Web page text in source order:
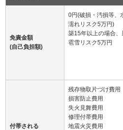
免責金額
(自己負担額)
0円(破損・汚損等、
濡れリスク5万円)
築15年以上の場合、
雹雪リスク5万円
付帯される
残存物取片づけ費用
損害防止費用
失火見舞費用
修理付帯費用
地震火災費用